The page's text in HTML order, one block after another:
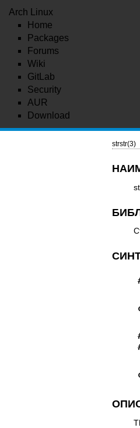
Arch Linux
Home
Packages
Forums
Wiki
GitLab
Security
AUR
Download
strstr(3)